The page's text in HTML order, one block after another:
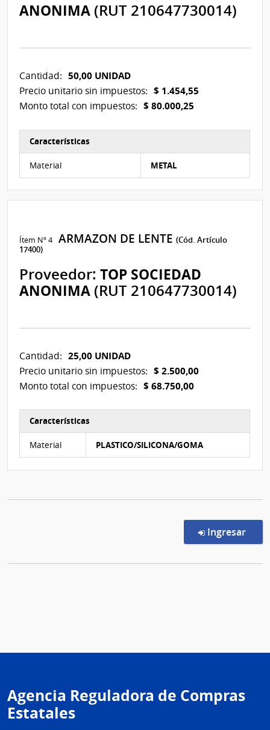
ANONIMA (RUT 210647730014)
Cantidad: 50,00 UNIDAD
Precio unitario sin impuestos: $ 1.454,55
Monto total con impuestos: $ 80.000,25
Características
Material METAL
Ítem Nº 4 ARMAZON DE LENTE(Cód. Artículo
17400)
Proveedor:TOP SOCIEDAD
ANONIMA (RUT 210647730014)
Cantidad: 25,00 UNIDAD
Precio unitario sin impuestos: $ 2.500,00
Monto total con impuestos: $ 68.750,00
Características
Material PLASTICO/SILICONA/GOMA
Ingresar
Agencia Reguladora de Compras
Estatales